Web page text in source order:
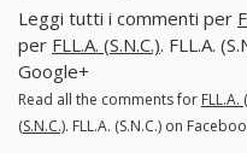
Leggi tutti i commenti per
per FLL.A. (S.N.C.). FLL.A.
Google+
Read all the comments for FLL.A.
(S.N.C.). FLL.A. (S.N.C.) on